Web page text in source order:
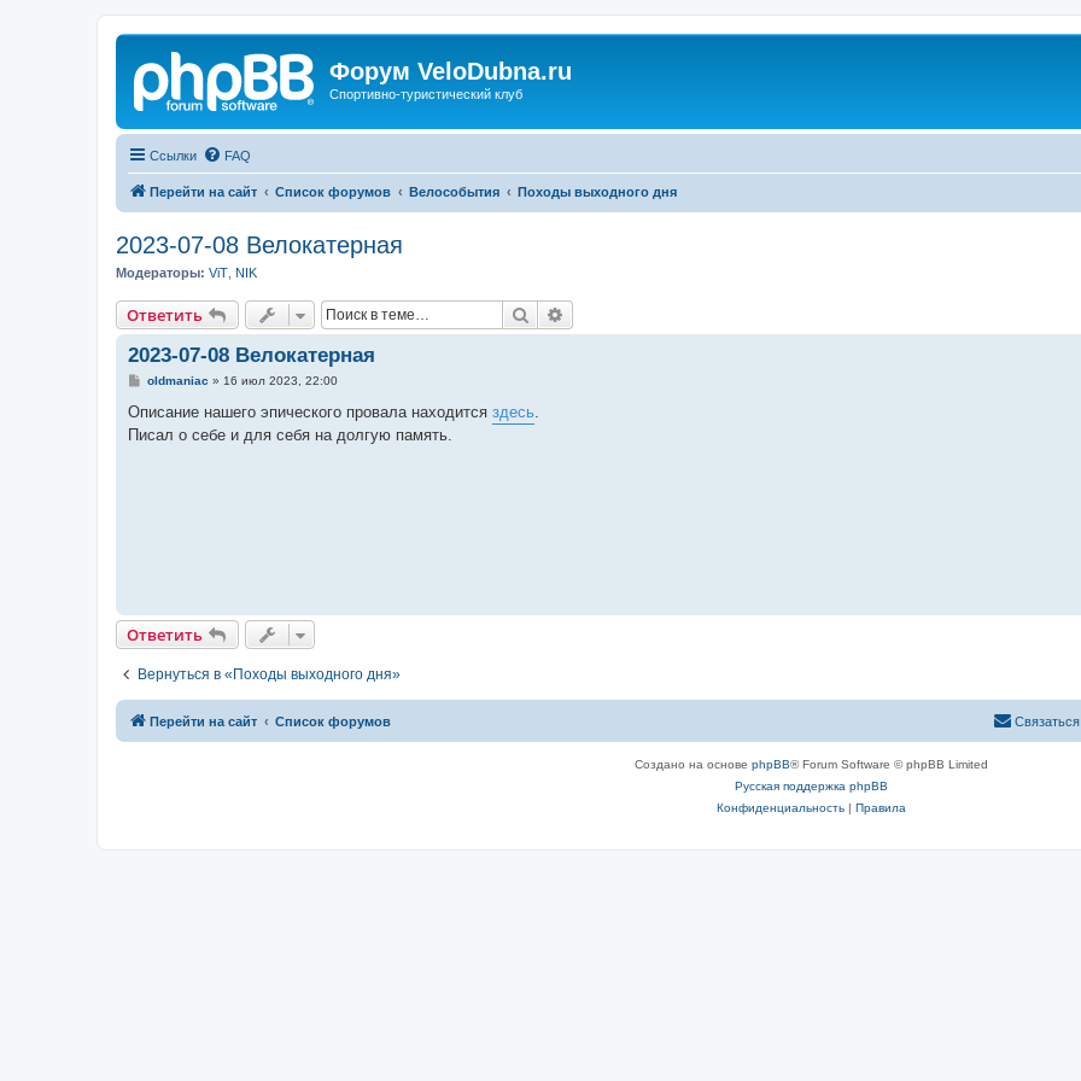
Форум VeloDubna.ru
Спортивно-туристический клуб
Ссылки FAQ
Перейти на сайт Список форумов Велособытия Походы выходного дня
2023-07-08 Велокатерная
Модераторы: ViT NIK
Ответить Поиск
2023-07-08 Велокатерная
С
о
щ
oldmaniac » 16 июл 2023, 22:00
Описание нашего эпического провала находится здесь.
Писал о себе и для себя на долгую память.
Ответить
Вернуться в «Походы выходного дня»
Перейти на сайт Список форумов
Создано на основе phpBB® Forum Software © phpBB Limited
Русская поддержка phpBB
Конфиденциальность| Правила